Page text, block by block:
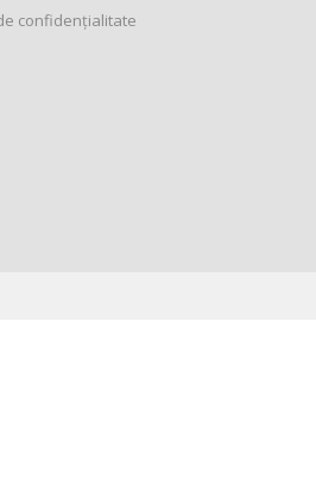
confidențialitate